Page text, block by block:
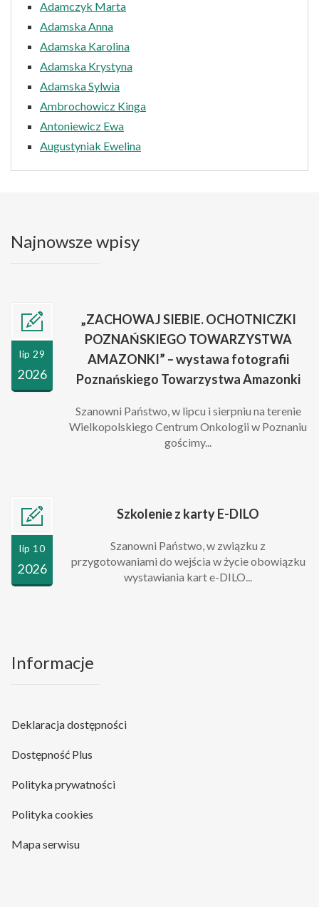
Adamczyk Marta
Adamska Anna
Adamska Karolina
Adamska Krystyna
Adamska Sylwia
Ambrochowicz Kinga
Antoniewicz Ewa
Augustyniak Ewelina
Najnowsze wpisy
lip 29
2026
„ZACHOWAJ SIEBIE. OCHOTNICZKI
POZNAŃSKIEGO TOWARZYSTWA
AMAZONKI” – wystawa fotografii
Poznańskiego Towarzystwa Amazonki
Szanowni Państwo, w lipcu i sierpniu na terenie
Wielkopolskiego Centrum Onkologii w Poznaniu
gościmy...
lip 10
2026
Szkolenie z karty E-DILO
Szanowni Państwo, w związku z
przygotowaniami do wejścia w życie obowiązku
wystawiania kart e-DILO...
Informacje
Deklaracja dostępności
Dostępność Plus
Polityka prywatności
Polityka cookies
Mapa serwisu